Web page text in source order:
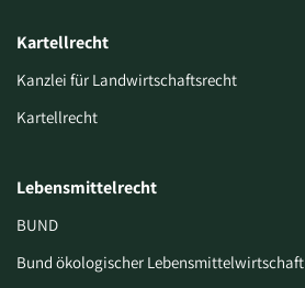
Kartellrecht
Kanzlei für Landwirtschaftsrecht
Kartellrecht
Lebensmittelrecht
BUND
Bund ökologischer Lebensmittelwirtschaft